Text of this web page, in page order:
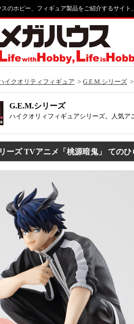
のホビー、フィギュア製品をご紹介するサイト
イクオリティフィギュア G.E.M.シリーズ
G.E.M.シリーズ
ハイクオリィフィギュアシリーズ。人気ア
ーズ TVアニメ「桃源暗鬼」 てのひ